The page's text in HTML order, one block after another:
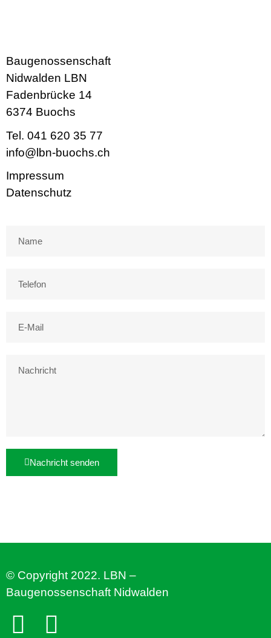
Baugenossenschaft
Nidwalden LBN
Fadenbrücke 14
6374 Buochs
Tel. 041 620 35 77
info@lbn-buochs.ch
Impressum
Datenschutz
Nachricht senden
© Copyright 2022. LBN –
Baugenossenschaft Nidwalden